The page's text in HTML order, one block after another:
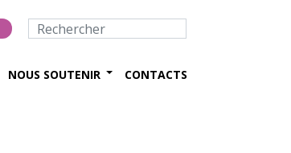
NOUS SOUTENIR CONTACTS